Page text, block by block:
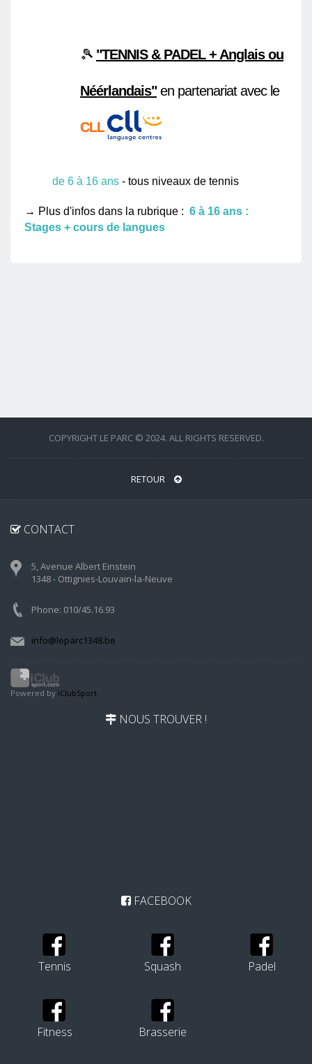
🎾 "TENNIS & PADEL + Anglais ou
Néérlandais"en partenariat avec le
CLL
de 6 à 16 ans - tous niveaux de tennis
→ Plus d'infos dans la rubrique : 6 à 16 ans :
Stages + cours de langues
COPYRIGHT LE PARC © 2024. ALL RIGHTS RESERVED.
RETOUR
CONTACT
5, Avenue Albert Einstein
1348 - Ottignies-Louvain-la-Neuve
Phone: 010/45.16.93
info@leparc1348.be
Powered by iClubSport
NOUS TROUVER !
FACEBOOK
Tennis Squash Padel
Fitness Brasserie